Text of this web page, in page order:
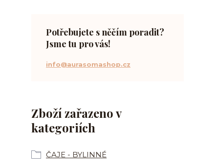
Zboží zařazeno v
kategoriích
ČAJE - BYLINNÉ
Potřebujete s něčím poradit?
Jsme tu pro vás!
info@aurasomashop.cz